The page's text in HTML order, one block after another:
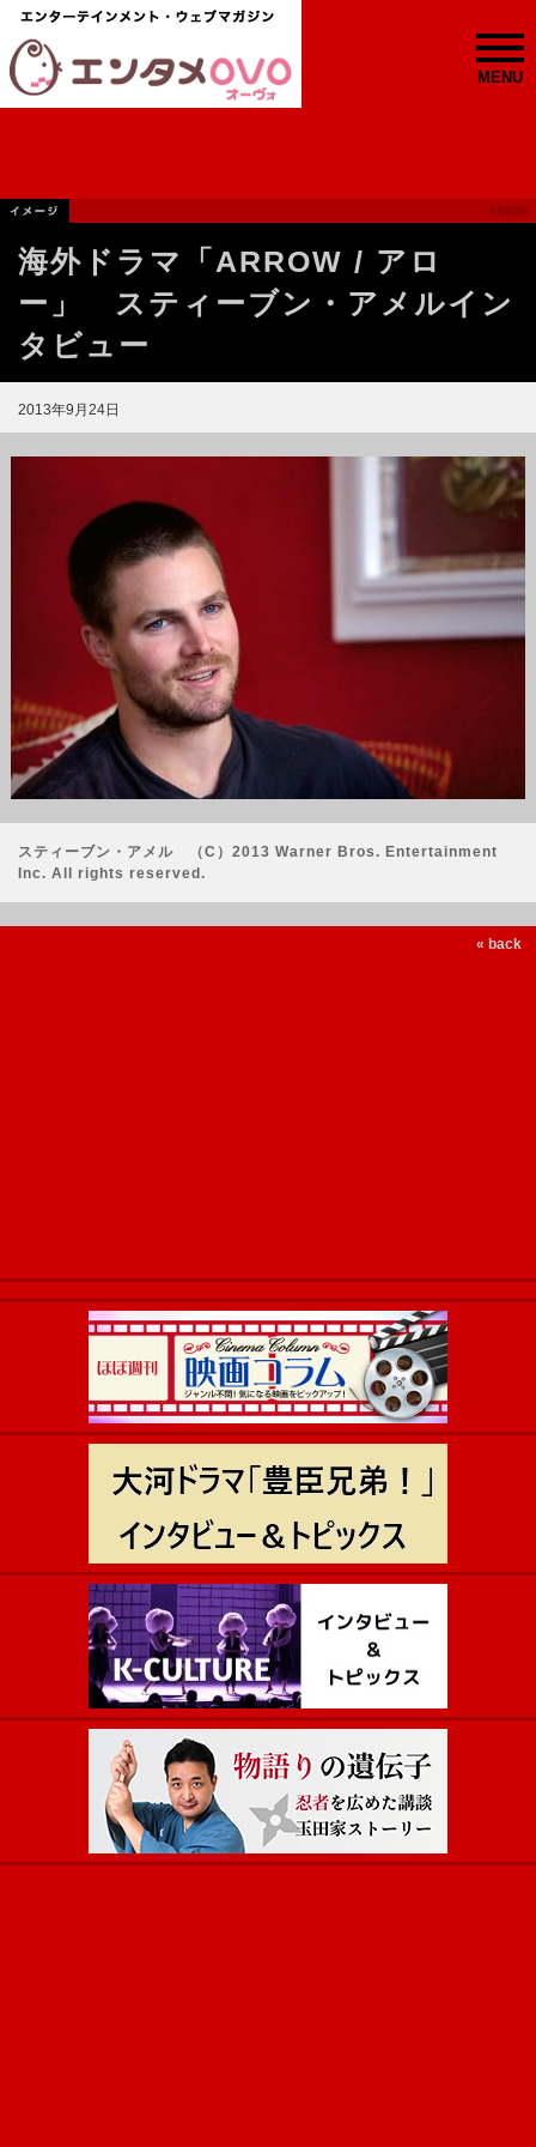
MENU
海外ドラマ「ARROW / アロ
ー」 スティーブン・アメルイン
タビュー
2013年9月24日
スティーブン・アメル （C）2013 Warner Bros. Entertainment
Inc. All rights reserved.
« back